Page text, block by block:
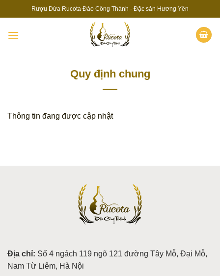
to
content
Rượu Dừa Rucota Đào Công Thành - Đặc sản Hương Yên
Quy định chung
Thông tin đang được cập nhật
Địa chỉ: Số 4 ngách 119 ngõ 121 đường Tây Mỗ, Đại Mỗ,
Nam Từ Liêm, Hà Nội